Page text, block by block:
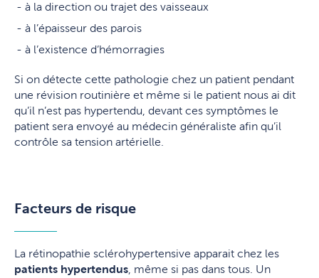
à la direction ou trajet des vaisseaux
à l’épaisseur des parois
à l’existence d’hémorragies
Si on détecte cette pathologie chez un patient pendant
une révision routinière et même si le patient nous ai dit
qu’il n’est pas hypertendu, devant ces symptômes le
patient sera envoyé au médecin généraliste afin qu’il
contrôle sa tension artérielle.
Facteurs de risque
La rétinopathie sclérohypertensive apparait chez les
patients hypertendus , même si pas dans tous. Un